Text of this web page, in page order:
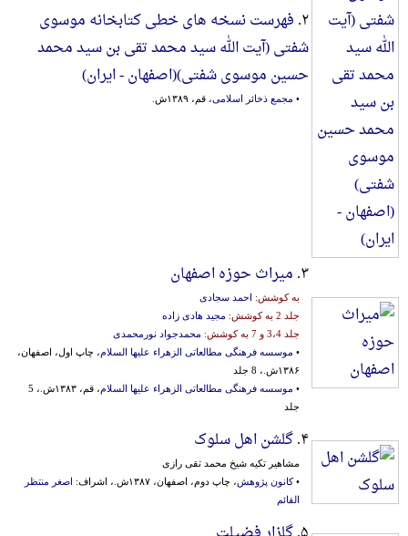
۲. فهرست نسخه های خطی کتابخانه موسوی
شفتی (آیت الله سید محمد تقی بن سید محمد
حسین موسوی شفتی)(اصفهان - ایران)
• مجمع ذخائر اسلامی، قم، ۱۳۸۹ش.
۳. میراث حوزه اصفهان
به کوشش: احمد سجادی
جلد 2 به کوشش:
مجید هادی زاده
جلد 3،4 و 7 به کوشش:
محمدجواد نورمحمدی
• موسسه فرهنگی مطالعاتی الزهراء علیها السلام، چاپ اول، اصفهان،
۱۳۸۶ش.، 8 جلد
• موسسه فرهنگی مطالعاتی الزهراء علیها السلام
، قم، ۱۳۸۳ش.، 5
جلد
۴. گلشن اهل سلوک
مشاهیر تکیه شیخ محمد تقی رازی
•کانون پژوهش، چاپ دوم، اصفهان، ۱۳۸۷ش.، اشراف:
اصغر منتظر
القائم